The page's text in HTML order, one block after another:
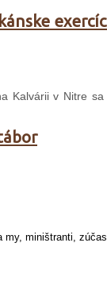
Kalvárii v Nitre
miništranti,